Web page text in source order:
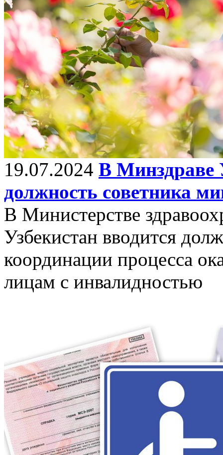
19.07.2024 В Минздраве
должность советника
В Министерстве
Узбекистан вводится
координации процесса
лицам с инвалидностью